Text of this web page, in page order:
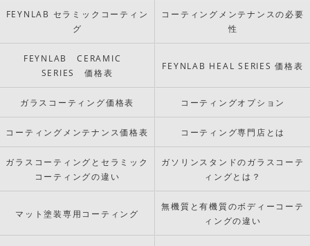
FEYNLAB セラミックコーティン
グ
コーティングメンテナンスの必要
性
FEYNLAB CERAMIC
SERIES 価格表
FEYNLAB HEAL SERIES 価格表
ガラスコーティング価格表 コーティングオプション
コーティングメンテナンス価格表 コーティング専門店とは
ガラスコーティングとセラミック
コーティングの違い
ガソリンスタンドのガラスコーテ
ィングとは？
マット塗装専用コーティング
無機質と有機質のボディーコーテ
ィングの違い